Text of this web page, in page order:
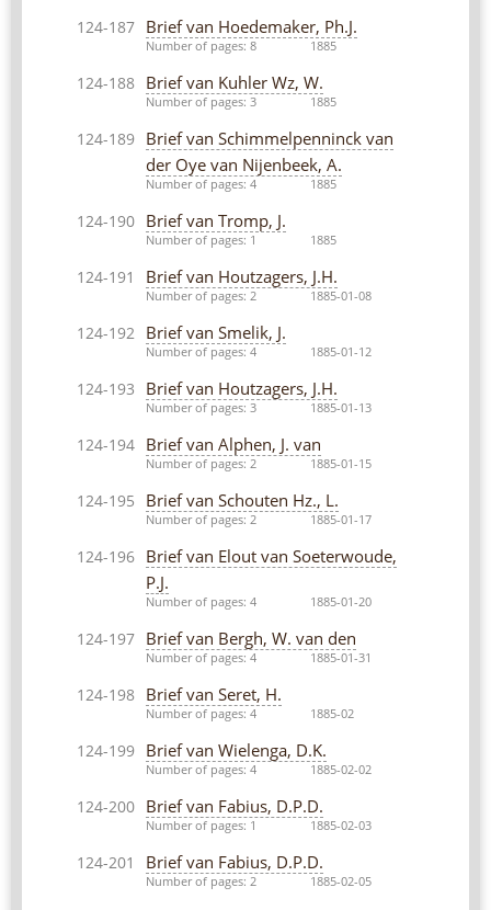
124-187 Brief van Hoedemaker, Ph.J.
Number of pages: 8 1885
124-188 Brief van Kuhler Wz, W.
Number of pages: 3 1885
124-189
Brief van Schimmelpenninck van
der Oye van Nijenbeek, A.
Number of pages: 4 1885
124-190 Brief van Tromp, J.
Number of pages: 1 1885
124-191 Brief van Houtzagers, J.H.
Number of pages: 2 1885-01-08
124-192 Brief van Smelik, J.
Number of pages: 4 1885-01-12
124-193 Brief van Houtzagers, J.H.
Number of pages: 3 1885-01-13
124-194 Brief van Alphen, J. van
Number of pages: 2 1885-01-15
124-195 Brief van Schouten Hz., L.
Number of pages: 2 1885-01-17
124-196
Brief van Elout van Soeterwoude,
P.J.
Number of pages: 4 1885-01-20
124-197 Brief van Bergh, W. van den
Number of pages: 4 1885-01-31
124-198 Brief van Seret, H.
Number of pages: 4 1885-02
124-199 Brief van Wielenga, D.K.
Number of pages: 4 1885-02-02
124-200 Brief van Fabius, D.P.D.
Number of pages: 1 1885-02-03
124-201 Brief van Fabius, D.P.D.
Number of pages: 2 1885-02-05